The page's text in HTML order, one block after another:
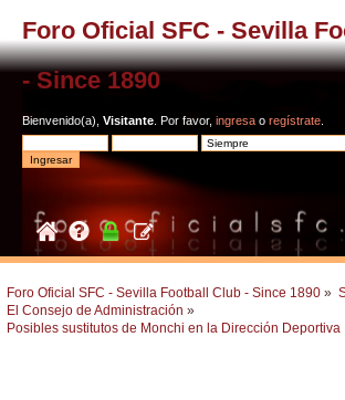
Foro Oficial SFC - Sevilla
- Since 1890
Bienvenido(a), Visitante . Por favor, ingresa o regístrate
Foro Oficial SFC - Sevilla Football Club - Since 1890 »
El Consejo de Administración »
Posibles sustitutos de Monchi en la Dirección Deportiva